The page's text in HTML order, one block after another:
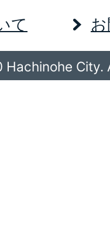
て
City.